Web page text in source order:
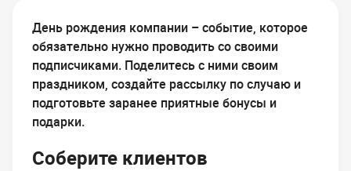
День рождения компании – событие, которое
обязательно нужно проводить со своими
подписчиками. Поделитесь с ними своим
праздником, создайте рассылку по случаю и
подготовьте заранее приятные бонусы и
подарки.
Соберите клиентов